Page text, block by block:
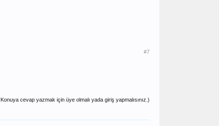
#7
cevap yazmak için üye olmalı yada giriş yapmalısınız.)